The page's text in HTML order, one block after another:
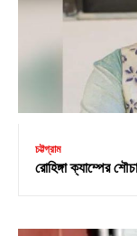
চট্টগ্রাম
রোহিঙ্গা ক্যাম্পের